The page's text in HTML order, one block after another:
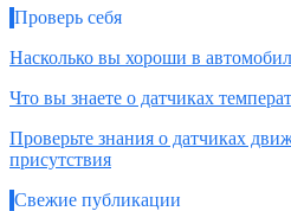
Проверь себя
Насколько вы хороши в
Что вы знаете о датчиках
Проверьте знания о датчиках
присутствия
Свежие публикации